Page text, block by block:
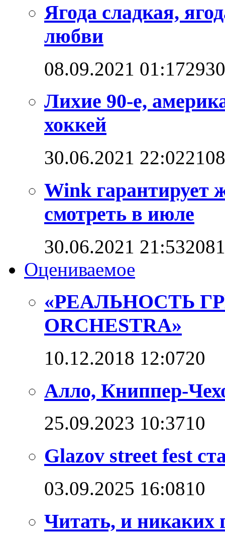
Ягода сладкая,
любви
08.09.2021 01:17
Лихие 90-е,
хоккей
30.06.2021 22:02
Wink
смотреть в июле
30.06.2021 21:53
Оцениваемое
«РЕАЛЬНОСТЬ
ORCHESTRA»
10.12.2018 12:0720
Алло, Книппер-
25.09.2023 10:3710
Glazov street fest
03.09.2025 16:0810
Читать, и никаких